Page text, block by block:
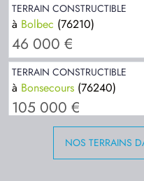
TERRAIN CONSTRUCTIBLE
à Bolbec (76210)
46 000 €
TERRAIN CONSTRUCTIBLE
à Bonsecours (76240)
105 000 €
Cany-Barville(76450)
NOS TERRAINS